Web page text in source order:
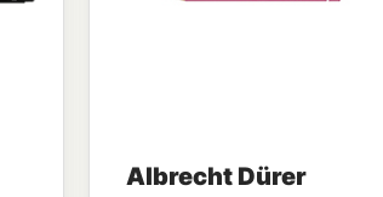
Albrecht Dürer